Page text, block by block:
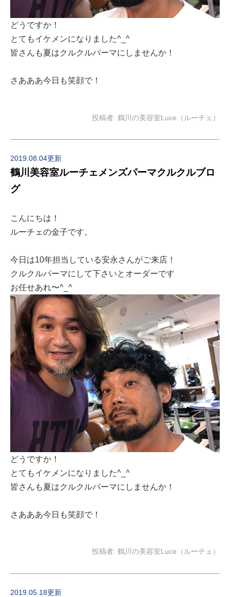
どうですか！
とてもイケメンになりました^_^
皆さんも夏はクルクルパーマにしませんか！
さあああ今日も笑顔で！
投稿者: 鶴川の美容室Luce（ルーチェ）
2019.08.04更新
鶴川美容室ルーチェメンズパーマクルクルブロ
グ
こんにちは！
ルーチェの金子です。
今日は10年担当している安永さんがご来店！
クルクルパーマにして下さいとオーダーです
お任せあれ〜^_^
どうですか！
とてもイケメンになりました^_^
皆さんも夏はクルクルパーマにしませんか！
さあああ今日も笑顔で！
投稿者: 鶴川の美容室Luce（ルーチェ）
2019.05.18更新